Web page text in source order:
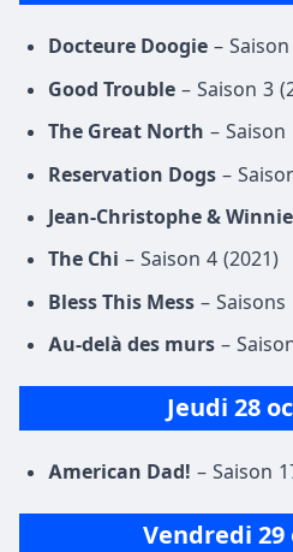
Docteure Doogie –
Good Trouble – Saison 3
The Great North – Saison
Reservation Dogs –
Jean-Christophe & Winnie
The Chi – Saison 4 (2021)
Bless This Mess – Saisons
Au-delà des murs –
Jeudi 28
American Dad! – Saison
Vendredi 29